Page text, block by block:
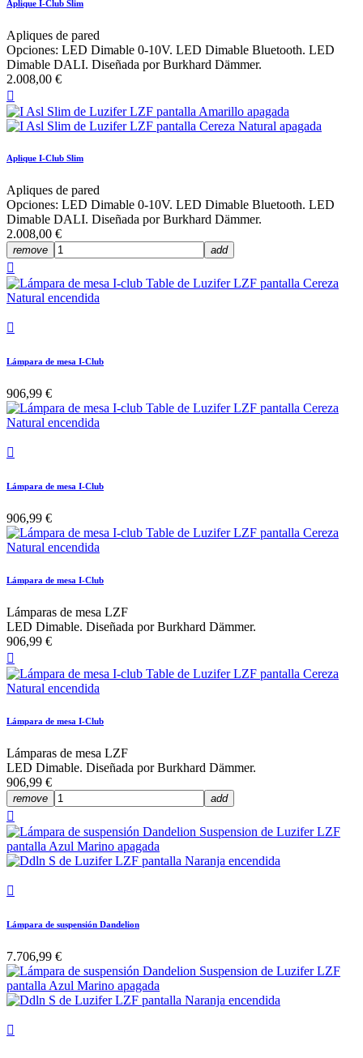
Aplique I-Club Slim
Apliques de pared
Opciones: LED Dimable 0-10V. LED Dimable Bluetooth. LED
Dimable DALI. Diseñada por Burkhard Dämmer.
2.008,00 €

Aplique I-Club Slim
Apliques de pared
Opciones: LED Dimable 0-10V. LED Dimable Bluetooth. LED
Dimable DALI. Diseñada por Burkhard Dämmer.
2.008,00 €
remove add


Lámpara de mesa I-Club
906,99 €

Lámpara de mesa I-Club
906,99 €
Lámpara de mesa I-Club
Lámparas de mesa LZF
LED Dimable. Diseñada por Burkhard Dämmer.
906,99 €

Lámpara de mesa I-Club
Lámparas de mesa LZF
LED Dimable. Diseñada por Burkhard Dämmer.
906,99 €
remove add


Lámpara de suspensión Dandelion
7.706,99 €
